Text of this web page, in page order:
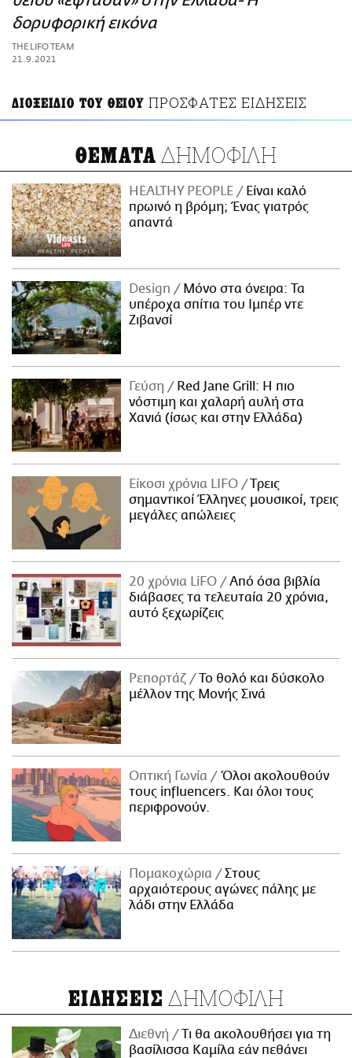
ΑΜΠΑ
PRINT
δορυφορική εικόνα
THE LIFO TEAM
21.9.2021
ΔΙΟΞΕΙΔΙΟ ΤΟΥ ΘΕΙΟΥ ΠΡΟΣΦΑΤΕΣ ΕΙΔΗΣΕΙΣ
ΘΕΜΑΤΑ ΔΗΜΟΦΙΛΗ
HEALTHY PEOPLE
Είναι καλό
πρωινό η βρόμη; Ένας γιατρός
απαντά
Design
Μόνο στα όνειρα: Τα
υπέροχα σπίτια του Ιμπέρ ντε
Ζιβανσί
Γεύση
Red Jane Grill: Η πιο
νόστιμη και χαλαρή αυλή στα
Χανιά (ίσως και στην Ελλάδα)
Είκοσι χρόνια LIFO
Tρεις
σημαντικοί Έλληνες μουσικοί, τρεις
μεγάλες απώλειες
20 χρόνια LiFO
Από όσα βιβλία
διάβασες τα τελευταία 20 χρόνια,
αυτό ξεχωρίζεις
Ρεπορτάζ
Το θολό και δύσκολο
μέλλον της Μονής Σινά
Οπτική Γωνία
Όλοι ακολουθούν
τους influencers. Και όλοι τους
περιφρονούν.
Πομακοχώρια
Στους
αρχαιότερους αγώνες πάλης με
λάδι στην Ελλάδα
ΕΙΔΗΣΕΙΣ ΔΗΜΟΦΙΛΗ
Διεθνή
Τι θα ακολουθήσει για τη
βασίλισσα Καμίλα εάν πεθάνει